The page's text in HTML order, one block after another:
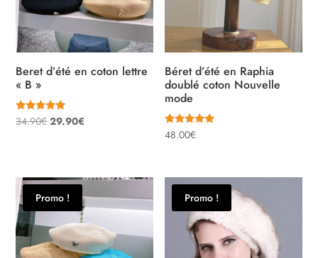
Beret d’été en coton lettre
« B »
Note
5.00
34.90€Le
était :
34.90€.
29.90€
est :
29.90€.
Béret d’été en Raphia
doublé coton Nouvelle
mode
Note
5.00
48.00€
Promo ! Promo !